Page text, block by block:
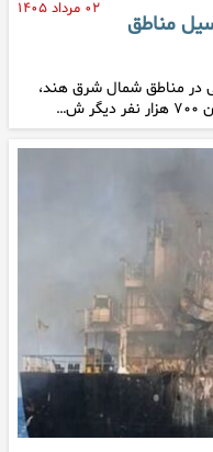
۰۲ مرداد ۱۴۰۵
مناطق
مناطق شمال شرق هند،